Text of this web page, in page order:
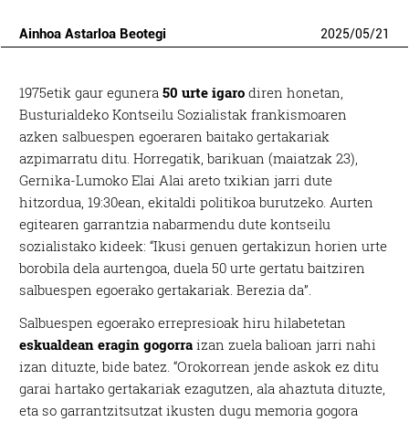
Ainhoa Astarloa Beotegi 2025/05/21
1975etik gaur egunera50 urte igaro diren honetan,
Busturialdeko Kontseilu Sozialistak frankismoaren
azken salbuespen egoeraren baitako gertakariak
azpimarratu ditu. Horregatik, barikuan (maiatzak 23),
Gernika-Lumoko Elai Alai areto txikian jarri dute
hitzordua, 19:30ean, ekitaldi politikoa burutzeko. Aurten
egitearen garrantzia nabarmendu dute kontseilu
sozialistako kideek: “Ikusi genuen gertakizun horien urte
borobila dela aurtengoa, duela 50 urte gertatu baitziren
salbuespen egoerako gertakariak. Berezia da”.
Salbuespen egoerako errepresioak hiru hilabetetan
eskualdean eragin gogorra izan zuela balioan jarri nahi
izan dituzte, bide batez. “Orokorrean jende askok ez ditu
garai hartako gertakariak ezagutzen, ala ahaztuta dituzte,
eta so garrantzitsutzat ikusten dugu memoria gogora